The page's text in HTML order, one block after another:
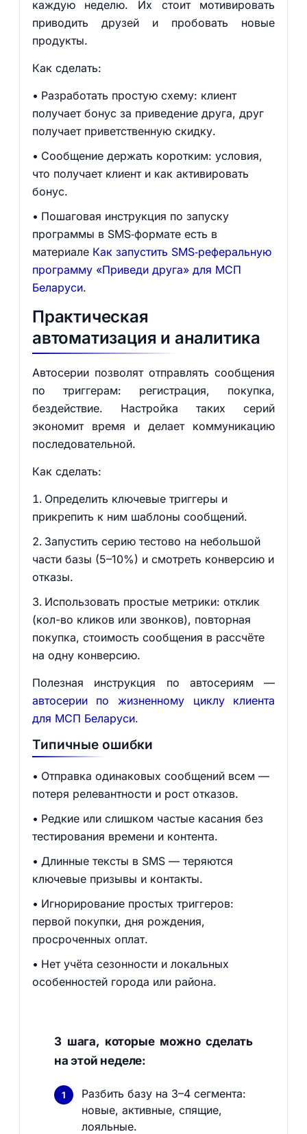
каждую неделю. Их стоит мотивировать
приводить друзей и пробовать новые
продукты.
Как сделать:
Разработать простую схему: клиент
получает бонус за приведение друга, друг
получает приветственную скидку.
Сообщение держать коротким: условия,
что получает клиент и как активировать
бонус.
Пошаговая инструкция по запуску
программы в SMS‑формате есть в
материале Как запустить SMS‑реферальную
программу «Приведи друга» для МСП
Беларуси.
Практическая
автоматизация и аналитика
Автосерии позволят отправлять сообщения
по триггерам: регистрация, покупка,
бездействие. Настройка таких серий
экономит время и делает коммуникацию
последовательной.
Как сделать:
Определить ключевые триггеры и
прикрепить к ним шаблоны сообщений.
Запустить серию тестово на небольшой
части базы (5–10%) и смотреть конверсию и
отказы.
Использовать простые метрики: отклик
(кол-во кликов или звонков), повторная
покупка, стоимость сообщения в рассчёте
на одну конверсию.
Полезная инструкция по автосериям —
автосерии по жизненному циклу клиента
для МСП Беларуси.
Типичные ошибки
Отправка одинаковых сообщений всем —
потеря релевантности и рост отказов.
Редкие или слишком частые касания без
тестирования времени и контента.
Длинные тексты в SMS — теряются
ключевые призывы и контакты.
Игнорирование простых триггеров:
первой покупки, дня рождения,
просроченных оплат.
Нет учёта сезонности и локальных
особенностей города или района.
3 шага, которые можно сделать
на этой неделе:
Разбить базу на 3–4 сегмента:
новые, активные, спящие,
лояльные.